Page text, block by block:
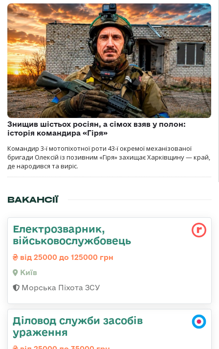
Знищив шістьох росіян, а сімох взяв у полон:
історія командира «Гіря»
Командир 3-ї мотопіхотної роти 43-ї окремої механізованої
бригади Олексій із позивним «Гіря» захищає Харківщину — край,
де народився та виріс.
ВАКАНСІЇ
Електрозварник,
військовослужбовець
від 25000 до 125000 грн
Київ
Морська Піхота ЗСУ
Діловод служби засобів
ураження